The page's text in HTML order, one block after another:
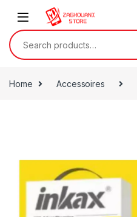
Home Accessoires